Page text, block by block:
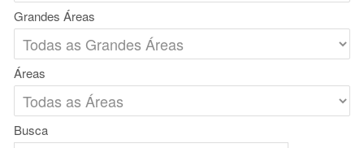
Grandes Áreas
Áreas
Busca